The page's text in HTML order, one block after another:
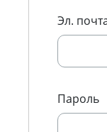
Эл.
Пароль